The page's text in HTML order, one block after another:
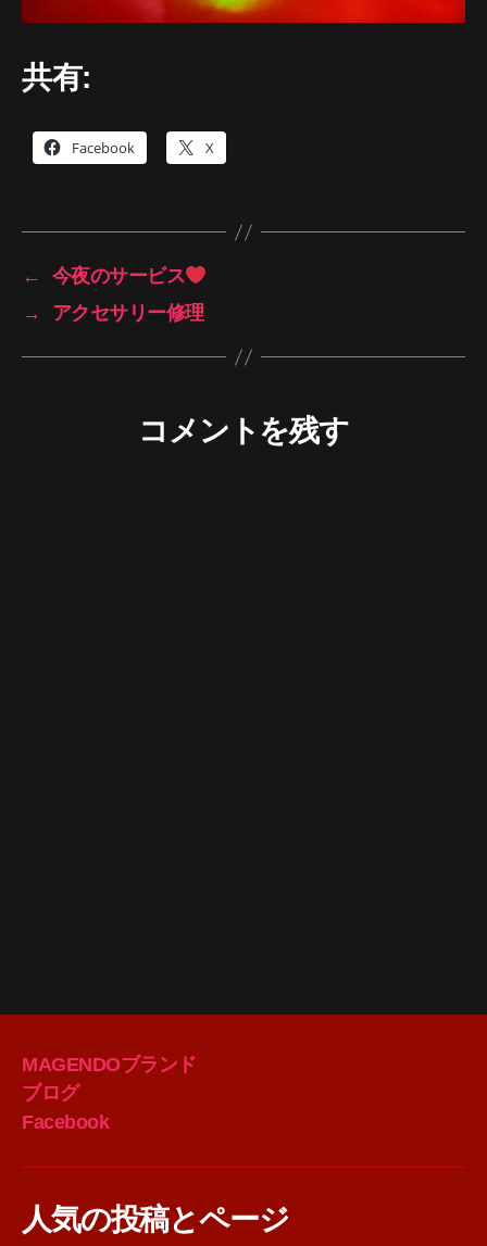
共有:
Facebook X
←
今夜のサービス
→
アクセサリー修理
コメントを残す
MAGENDOブランド
ブログ
Facebook
人気の投稿とページ